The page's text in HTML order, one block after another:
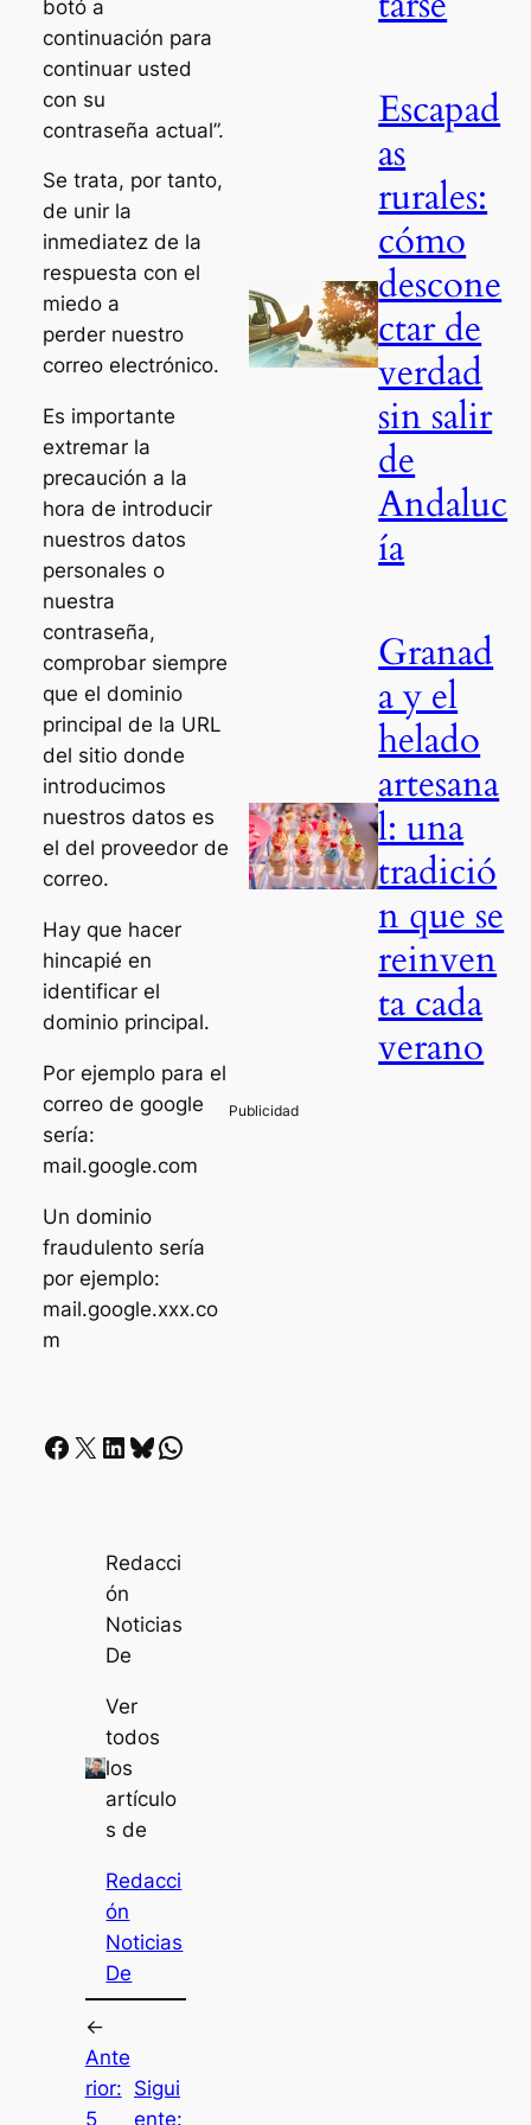
botó a
continuación para
continuar usted
con su
contraseña actual”.
Se trata, por tanto,
de unir la
inmediatez de la
respuesta con el
miedo a
perder nuestro
correo electrónico.
Es importante
extremar la
precaución a la
hora de introducir
nuestros datos
personales o
nuestra
contraseña,
comprobar siempre
que el dominio
principal de la URL
del sitio donde
introducimos
nuestros datos es
el del proveedor de
correo.
Hay que hacer
hincapié en
identificar el
dominio principal.
Por ejemplo para el
correo de google
sería:
mail.google.com
Un dominio
fraudulento sería
por ejemplo:
mail.google.xxx.co
m
Facebook X LinkedIn Bluesky Whatsapp
Redacci
ón
Noticias
De
Ver
todos
los
artículo
s de
Redacci
ón
Noticias
De
←
Ante
rior:
5
Sigui
ente:
Escapad
as
rurales:
cómo
descone
ctar de
verdad
sin salir
de
Andaluc
ía
Granad
a y el
helado
artesana
l: una
tradició
n que se
reinven
ta cada
verano